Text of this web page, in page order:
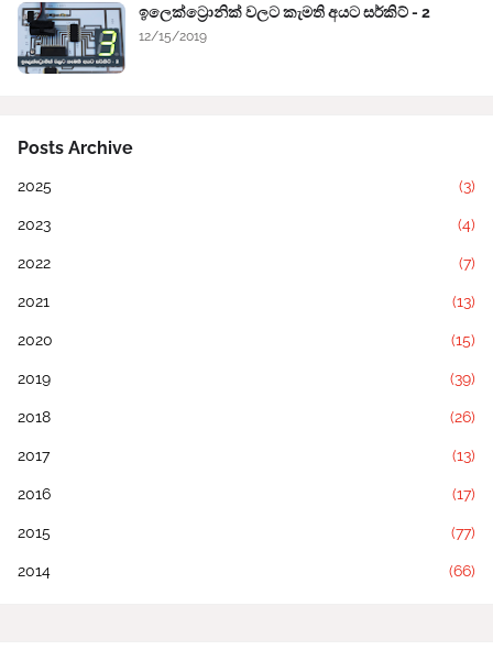
ඉලෙක්ට්‍රොනික් වලට කැමති අයට සර්කිට් - 2
12/15/2019
Posts Archive
2025 (3)
2023 (4)
2022 (7)
2021 (13)
2020 (15)
2019 (39)
2018 (26)
2017 (13)
2016 (17)
2015 (77)
2014 (66)